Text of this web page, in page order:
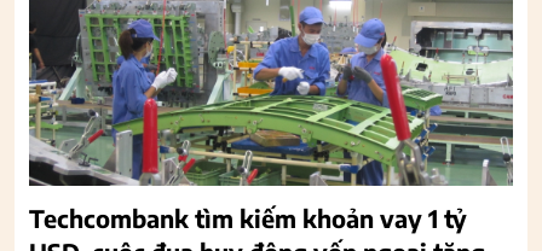
Techcombank tìm kiếm khoản vay 1 tỷ